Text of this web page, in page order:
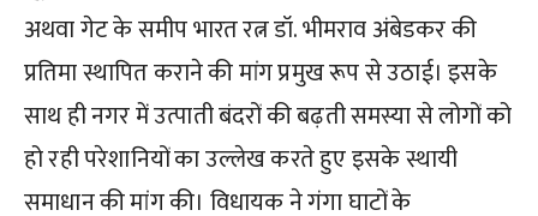
अथवा गेट के समीप भारत रत्न डॉ. भीमराव अंबेडकर की
प्रतिमा स्थापित कराने की मांग प्रमुख रूप से उठाई। इसके
साथ ही नगर में उत्पाती बंदरों की बढ़ती समस्या से लोगों को
हो रही परेशानियों का उल्लेख करते हुए इसके स्थायी
समाधान की मांग की। विधायक ने गंगा घाटों के